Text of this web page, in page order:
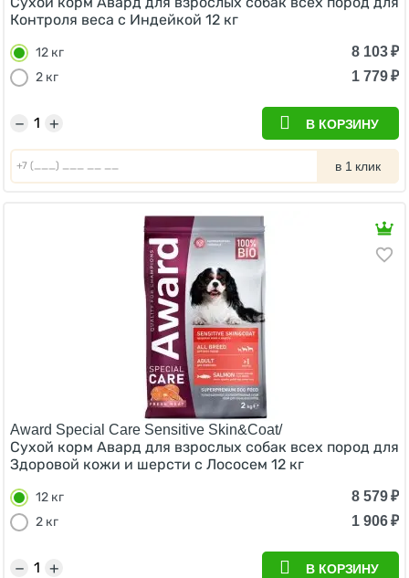
Контроля веса с Индейкой 12 кг
12 кг 8 103₽
2 кг
1 779₽
+
− В КОРЗИНУ
в 1 клик
Award Special Care Sensitive Skin&Coat/
Сухой корм Авард для взрослых собак всех пород для
Здоровой кожи и шерсти с Лососем 12 кг
12 кг 8 579₽
2 кг
1 906₽
+
− В КОРЗИНУ